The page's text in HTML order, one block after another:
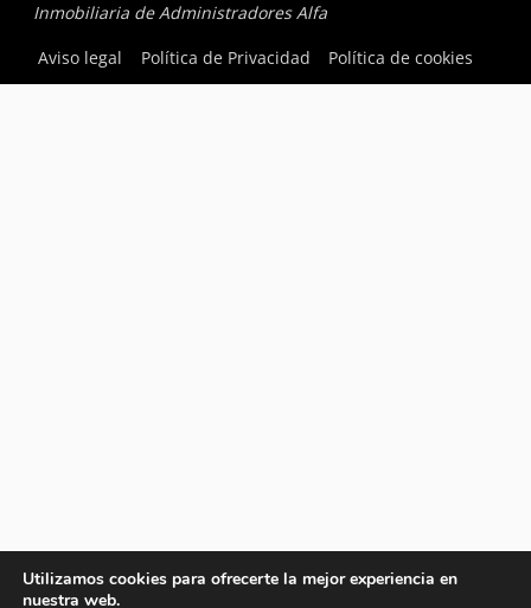
Inmobiliaria de Administradores Alfa
Aviso legal
Política de Privacidad Política de cookies
Utilizamos cookies para ofrecerte la mejor experiencia en
nuestra web.